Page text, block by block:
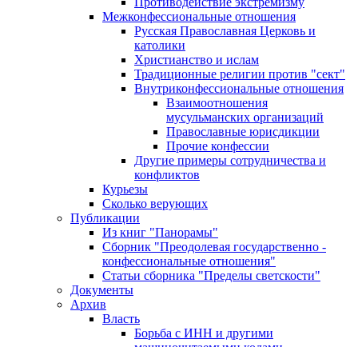
Межконфессиональные отношения
Русская Православная Церковь и
католики
Христианство и ислам
Традиционные религии против "сект"
Внутриконфессиональные отношения
Взаимоотношения
мусульманских организаций
Православные юрисдикции
Прочие конфессии
Другие примеры сотрудничества и
конфликтов
Курьезы
Сколько верующих
Публикации
Из книг "Панорамы"
Сборник "Преодолевая государственно -
конфессиональные отношения"
Статьи сборника "Пределы светскости"
Документы
Архив
Власть
Борьба с ИНН и другими